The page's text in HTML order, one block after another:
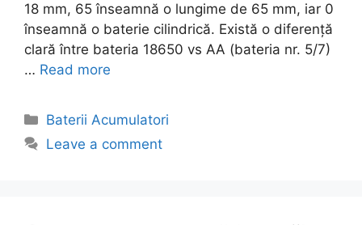
18 mm, 65 înseamnă o lungime de 65 mm, iar 0
înseamnă o baterie cilindrică. Există o diferență
clară între bateria 18650 vs AA (bateria nr. 5/7)
… Read more
Categories
Baterii Acumulatori
Leave a comment